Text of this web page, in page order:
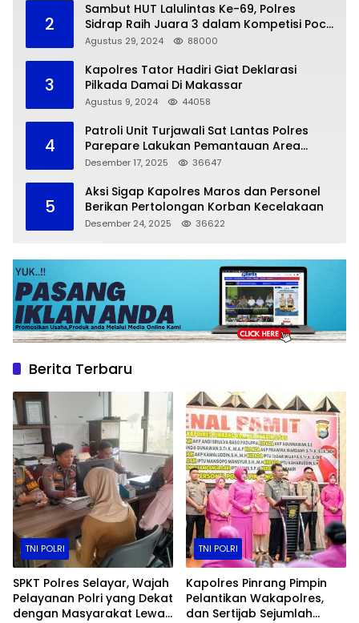
2
Sambut HUT Lalulintas Ke-69, Polres
Sidrap Raih Juara 3 dalam Kompetisi Pocil
Zona 5
Agustus 29, 2024 88000
3
Kapolres Tator Hadiri Giat Deklarasi
Pilkada Damai Di Makassar
Agustus 9, 2024 44058
4
Patroli Unit Turjawali Sat Lantas Polres
Parepare Lakukan Pemantauan Area
Larangan Parkir
Desember 17, 2025 36647
5
Aksi Sigap Kapolres Maros dan Personel
Berikan Pertolongan Korban Kecelakaan
Desember 24, 2025 36622
Berita Terbaru
TNI POLRI
SPKT Polres Selayar, Wajah
Pelayanan Polri yang Dekat
dengan Masyarakat Lewat
TNI POLRI
Kapolres Pinrang Pimpin
Pelantikan Wakapolres,
dan Sertijab Sejumlah